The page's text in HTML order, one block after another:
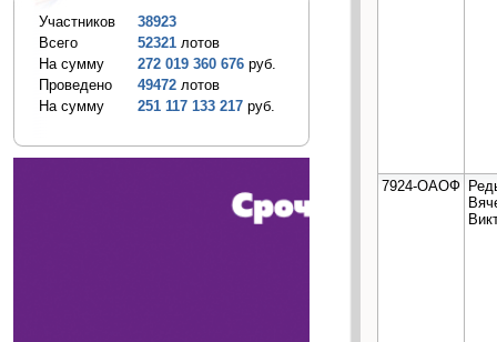
Участников
38923
Всего
52321 лотов
На сумму
272 019 360 676 руб.
Проведено
49472 лотов
На сумму
251 117 133 217 руб.
7924-ОАОФ